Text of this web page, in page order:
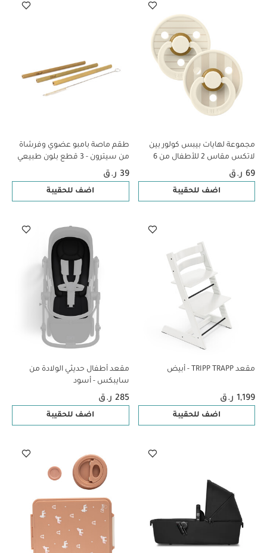
مجموعة لهايات بيبس كولور بين
لاتكس مقاس 2 للأطفال من 6
شهور فأكثر بلون فانيليا عاجي
متنوع - قطعتان
69 ر.ق
اضف للحقيبة
طقم ماصة بامبو عضوي وفرشاة
من سيترون - 3 قطع بلون طبيعي
39 ر.ق
اضف للحقيبة
مقعد TRIPP TRAPP - أبيض
1,199 ر.ق
اضف للحقيبة
مقعد أطفال حديثي الولادة من
سايبكس - أسود
285 ر.ق
اضف للحقيبة